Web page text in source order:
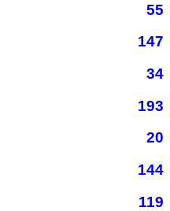
55
147
34
193
20
144
119